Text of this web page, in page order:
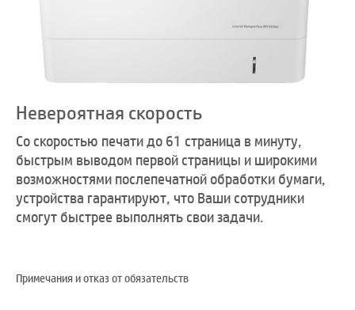
Невероятная скорость
Со скоростью печати до 61 страница в минуту,
быстрым выводом первой страницы и широкими
возможностями послепечатной обработки бумаги,
устройства гарантируют, что Ваши сотрудники
смогут быстрее выполнять свои задачи.
Примечания и отказ от обязательств